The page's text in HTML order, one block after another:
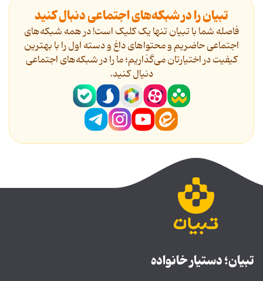
تبیان را در شبکه‌های اجتماعی دنبال کنید
فاصله شما با تبیان تنها یک کلیک است! در همه شبکه‌های
اجتماعی حاضریم و محتواهای داغ و دسته اول را با بهترین
کیفیت در اختیارتان می‌گذاریم؛ ما را در شبکه‌های اجتماعی
دنیال کنید.
تبیان؛ دستیار خانواده